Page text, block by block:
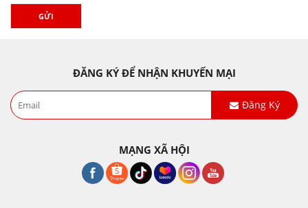
GỬI
ĐĂNG KÝ ĐỂ NHẬN KHUYẾN MẠI
Đăng Ký
MẠNG XÃ HỘI